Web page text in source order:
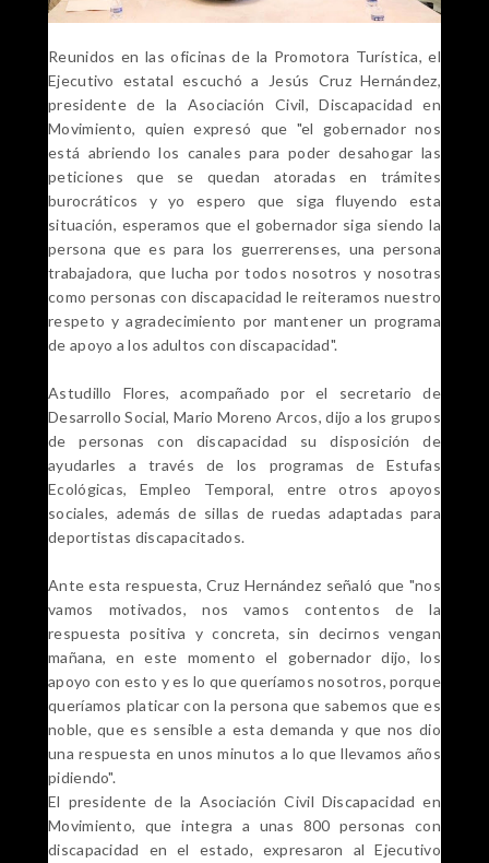
Reunidos en las oficinas de la Promotora Turística, el
Ejecutivo estatal escuchó a Jesús Cruz Hernández,
presidente de la Asociación Civil, Discapacidad en
Movimiento, quien expresó que "el gobernador nos
está abriendo los canales para poder desahogar las
peticiones que se quedan atoradas en trámites
burocráticos y yo espero que siga fluyendo esta
situación, esperamos que el gobernador siga siendo la
persona que es para los guerrerenses, una persona
trabajadora, que lucha por todos nosotros y nosotras
como personas con discapacidad le reiteramos nuestro
respeto y agradecimiento por mantener un programa
de apoyo a los adultos con discapacidad".
Astudillo Flores, acompañado por el secretario de
Desarrollo Social, Mario Moreno Arcos, dijo a los grupos
de personas con discapacidad su disposición de
ayudarles a través de los programas de Estufas
Ecológicas, Empleo Temporal, entre otros apoyos
sociales, además de sillas de ruedas adaptadas para
deportistas discapacitados.
Ante esta respuesta, Cruz Hernández señaló que "nos
vamos motivados, nos vamos contentos de la
respuesta positiva y concreta, sin decirnos vengan
mañana, en este momento el gobernador dijo, los
apoyo con esto y es lo que queríamos nosotros, porque
queríamos platicar con la persona que sabemos que es
noble, que es sensible a esta demanda y que nos dio
una respuesta en unos minutos a lo que llevamos años
pidiendo".
El presidente de la Asociación Civil Discapacidad en
Movimiento, que integra a unas 800 personas con
discapacidad en el estado, expresaron al Ejecutivo